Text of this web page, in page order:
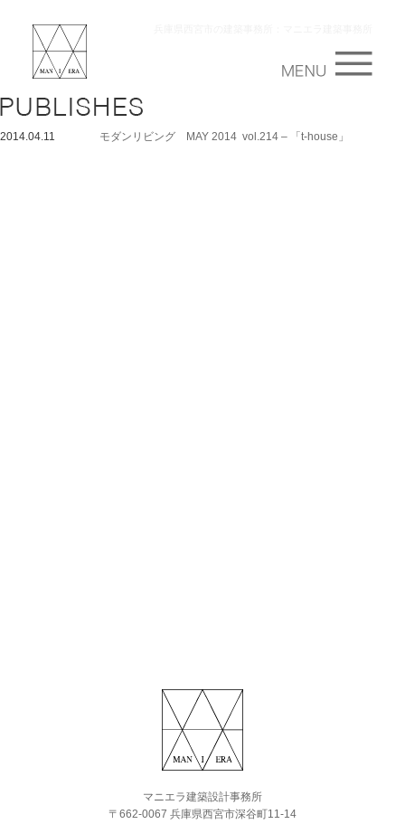
2014.04.11 モダンリビング MAY 2014 vol.214 – 「t-house」
マニエラ建築設計事務所
〒662-0067 兵庫県西宮市深谷町11-14